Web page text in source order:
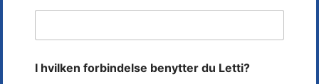
I hvilken forbindelse benytter du Letti?